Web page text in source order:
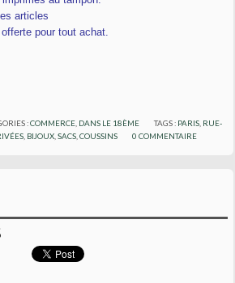
articles
pour tout achat.
:COMMERCE, DANS LE 18ÈME TAGS : PARIS RUE-
BIJOUX ,SACS ,COUSSINS 0 COMMENTAIRE